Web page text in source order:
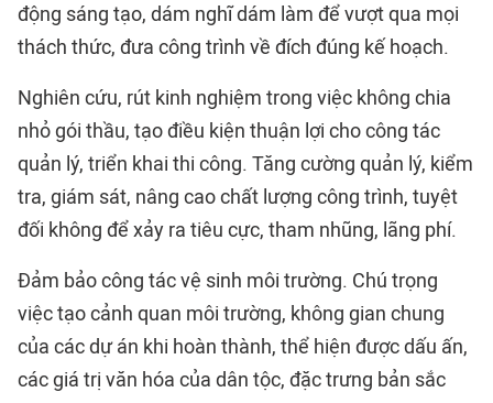
động sáng tạo, dám nghĩ dám làm để vượt qua mọi
thách thức, đưa công trình về đích đúng kế hoạch.
Nghiên cứu, rút kinh nghiệm trong việc không chia
nhỏ gói thầu, tạo điều kiện thuận lợi cho công tác
quản lý, triển khai thi công. Tăng cường quản lý, kiểm
tra, giám sát, nâng cao chất lượng công trình, tuyệt
đối không để xảy ra tiêu cực, tham nhũng, lãng phí.
Đảm bảo công tác vệ sinh môi trường. Chú trọng
việc tạo cảnh quan môi trường, không gian chung
của các dự án khi hoàn thành, thể hiện được dấu ấn,
các giá trị văn hóa của dân tộc, đặc trưng bản sắc